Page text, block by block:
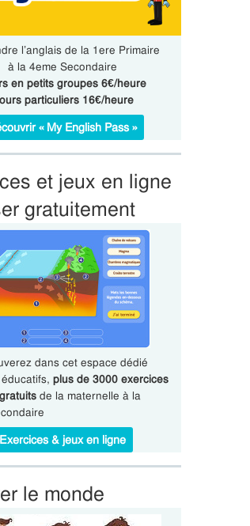
l’anglais de la 1ere Primaire
à la 4eme Secondaire
en petits groupes 6€/heure
particuliers 16€/heure
« My English Pass »
et jeux en ligne
gratuitement
dans cet espace dédié
plus de 3000 exercices
de la maternelle à la
Exercices & jeux en ligne
le monde